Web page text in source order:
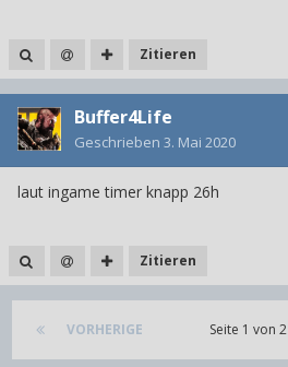
Zitieren
Buffer4Life
Geschrieben 3. Mai 2020
laut ingame timer knapp 26h
Zitieren
VORHERIGE Seite 1 von 2